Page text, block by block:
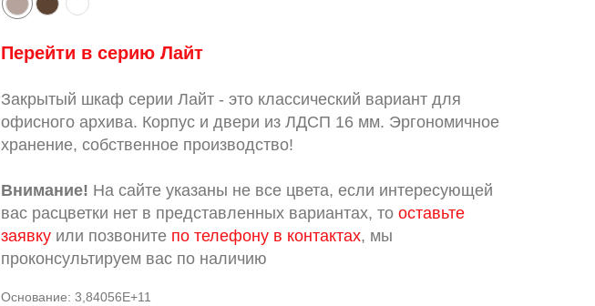
Перейти в серию Лайт
Закрытый шкаф серии Лайт - это классический вариант для
офисного архива. Корпус и двери из ЛДСП 16 мм. Эргономичное
хранение, собственное производство!
Внимание! На сайте указаны не все цвета, если интересующей
вас расцветки нет в представленных вариантах, то оставьте
заявку или позвоните по телефону в контактах, мы
проконсультируем вас по наличию
Основание: 3,84056E+11